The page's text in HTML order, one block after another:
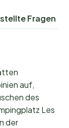
Fragen
auf,
des
Les
der